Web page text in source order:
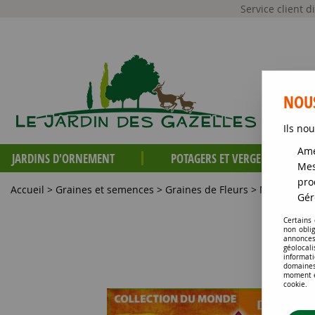
Service client
JARDINS D'ORNEMENT POTAGERS ET VERGERS
Accueil > Graines et semences > Graines de Fleurs > Mélanges
Ils
Certains
non
moment
cookie.